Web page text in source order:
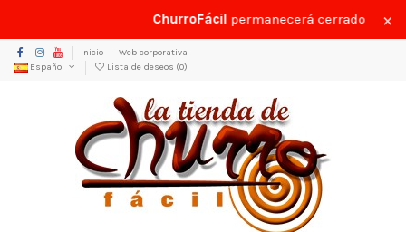
ChurroFácilpermanecerá cerrado por×
Inicio
Web corporativa
Español
Lista de deseos (0)